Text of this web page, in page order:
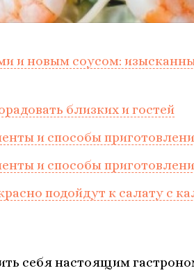
и новым соусом:
близких и гостей
и способы
и способы
подойдут к салату с
себя настоящим